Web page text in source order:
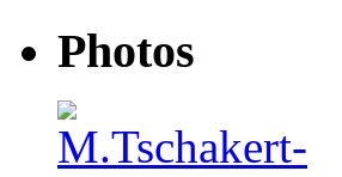
Photos